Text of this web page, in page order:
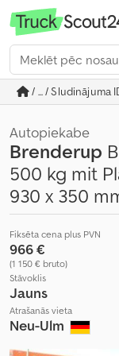
/ ... / Sludinājuma
Autopiekabe
Brenderup
500 kg mit
930 x 350
Fiksēta cena plus PVN
966 €
(1 150 € bruto)
Stāvoklis
Jauns
Atrašanās vieta
Neu-Ulm